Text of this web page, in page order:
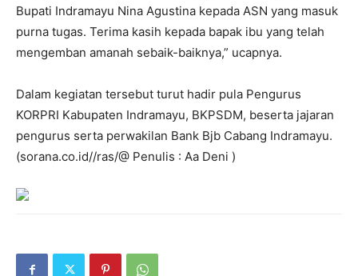
Bupati Indramayu Nina Agustina kepada ASN yang masuk
purna tugas. Terima kasih kepada bapak ibu yang telah
mengemban amanah sebaik-baiknya,” ucapnya.
Dalam kegiatan tersebut turut hadir pula Pengurus
KORPRI Kabupaten Indramayu, BKPSDM, beserta jajaran
pengurus serta perwakilan Bank Bjb Cabang Indramayu.
(sorana.co.id//ras/@ Penulis : Aa Deni )